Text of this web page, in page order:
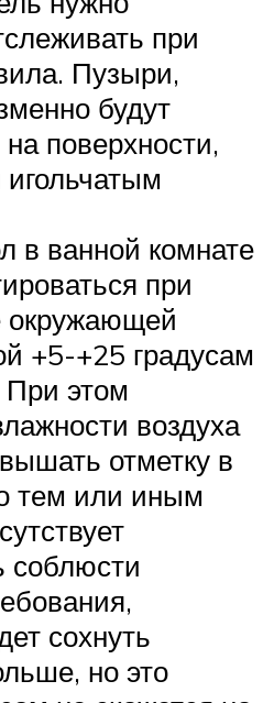
при
Пузыри,
будут
поверхности,
в ванной комнате
при
окружающей
+5-+25 градусам
этом
воздуха
отметку в
тем или иным
соблюсти
сохнуть
но это